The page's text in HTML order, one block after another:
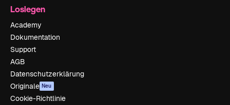
Loslegen
Academy
Dokumentation
Support
AGB
Datenschutzerklärung
Originale Neu
Cookie-Richtlinie